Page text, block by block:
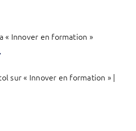
« Innover en formation »
sur « Innover en formation » |